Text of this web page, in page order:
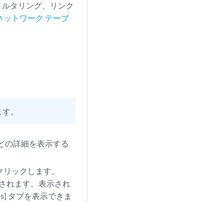
タリング、リンク
ットワーク テーブ
。
の詳細を表示する
ックします。
れます。表示され
タブを表示できま